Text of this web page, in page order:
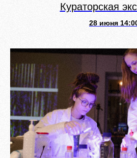
Кураторская
28 июня